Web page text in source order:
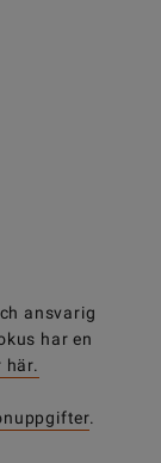
ansvarig
har en
här.
.